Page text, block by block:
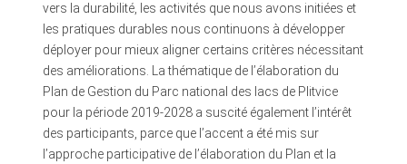
vers la durabilité, les activités que nous avons initiées et
les pratiques durables nous continuons à développer
déployer pour mieux aligner certains critères nécessitant
des améliorations. La thématique de l’élaboration du
Plan de Gestion du Parc national des lacs de Plitvice
pour la période 2019-2028 a suscité également l’intérêt
des participants, parce que l’accent a été mis sur
l’approche participative de l’élaboration du Plan et la